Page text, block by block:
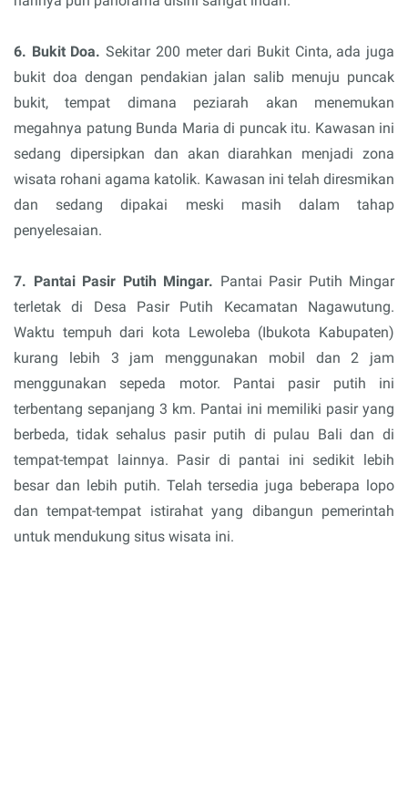
6. Bukit Doa.Sekitar 200 meter dari Bukit Cinta, ada juga
bukit doa dengan pendakian jalan salib menuju puncak
bukit, tempat dimana peziarah akan menemukan
megahnya patung Bunda Maria di puncak itu. Kawasan ini
sedang dipersipkan dan akan diarahkan menjadi zona
wisata rohani agama katolik. Kawasan ini telah diresmikan
dan sedang dipakai meski masih dalam tahap
penyelesaian.
7. Pantai Pasir Putih Mingar. Pantai Pasir Putih Mingar
terletak di Desa Pasir Putih Kecamatan Nagawutung.
Waktu tempuh dari kota Lewoleba (Ibukota Kabupaten)
kurang lebih 3 jam menggunakan mobil dan 2 jam
menggunakan sepeda motor. Pantai pasir putih ini
terbentang sepanjang 3 km. Pantai ini memiliki pasir yang
berbeda, tidak sehalus pasir putih di pulau Bali dan di
tempat-tempat lainnya. Pasir di pantai ini sedikit lebih
besar dan lebih putih. Telah tersedia juga beberapa lopo
dan tempat-tempat istirahat yang dibangun pemerintah
untuk mendukung situs wisata ini.